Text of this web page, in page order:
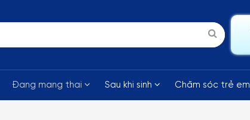
Đang mang thai Sau khi sinh Chăm sóc trẻ em